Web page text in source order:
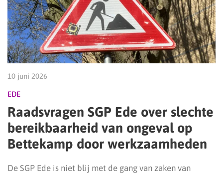
10 juni 2026
EDE
Raadsvragen SGP Ede over slechte
bereikbaarheid van ongeval op
Bettekamp door werkzaamheden
De SGP Ede is niet blij met de gang van zaken van